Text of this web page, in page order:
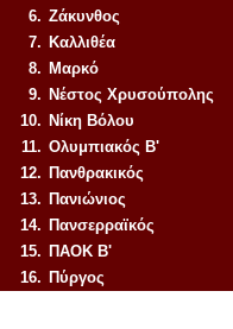
6. Ζάκυνθος
7. Καλλιθέα
8. Μαρκό
9. Νέστος Χρυσούπολης
10. Νίκη Βόλου
11. Ολυμπιακός Β'
12. Πανθρακικός
13. Πανιώνιος
14. Πανσερραϊκός
15. ΠΑΟΚ Β'
16. Πύργος